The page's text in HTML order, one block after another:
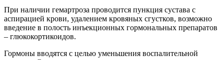
При наличии гемартроза проводится пункция сустава с
аспирацией крови, удалением кровяных сгустков, возможно
введение в полость инъекционных гормональных препаратов
– глюкокортикоидов.
Гормоны вводятся с целью уменьшения воспалительной